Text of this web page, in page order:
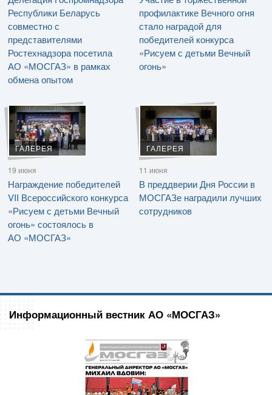
Республики Беларусь
совместно с
представителями
Ростехнадзора посетила
АО «МОСГАЗ» в рамках
обмена опытом
профилактике Вечного огня
стало наградой для
победителей конкурса
«Рисуем с детьми Вечный
огонь»
ГАЛЕРЕЯ
19 июня
Награждение победителей
VII Всероссийского конкурса
«Рисуем с детьми Вечный
огонь» состоялось в
АО «МОСГАЗ»
ГАЛЕРЕЯ
11 июня
В преддверии Дня России в
МОСГАЗе наградили лучших
сотрудников
Информационный вестник АО «МОСГАЗ»